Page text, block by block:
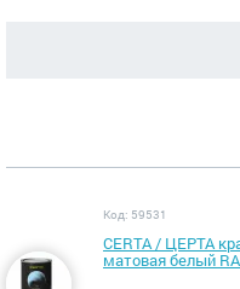
Код: 59531
CERTA / ЦЕРТА
матовая белый